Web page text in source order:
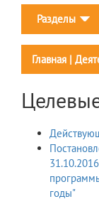
Разделы
Главная |
годы"